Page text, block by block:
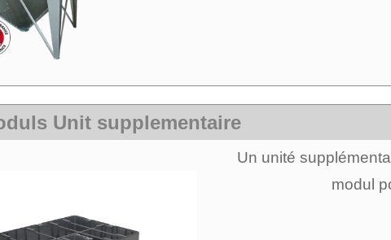
Unit supplementaire
Un unité
modul